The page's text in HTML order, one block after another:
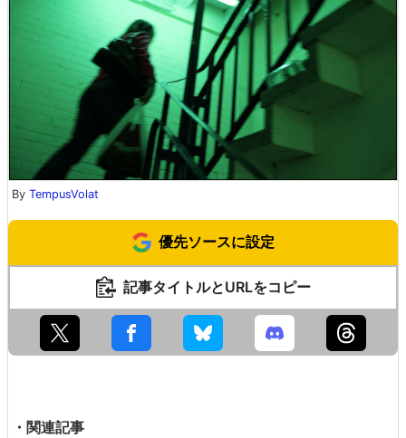
By TempusVolat
優先ソースに設定
記事タイトルとURLをコピー
・関連記事